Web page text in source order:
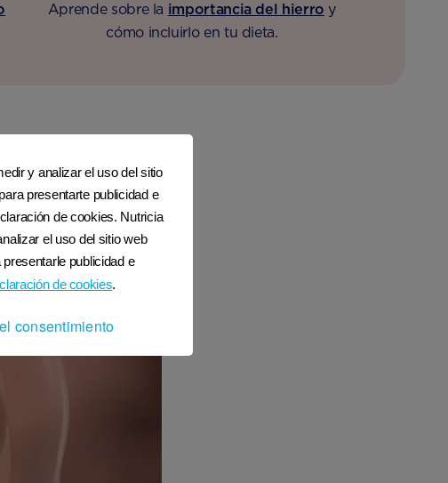
Aprende sobre la importancia del hierro y
cómo incluirlo en tu dieta.
y analizar el uso del sitio
presentarte publicidad e
de cookies. Nutricia
el uso del sitio web
publicidad e
de cookies.
consentimiento